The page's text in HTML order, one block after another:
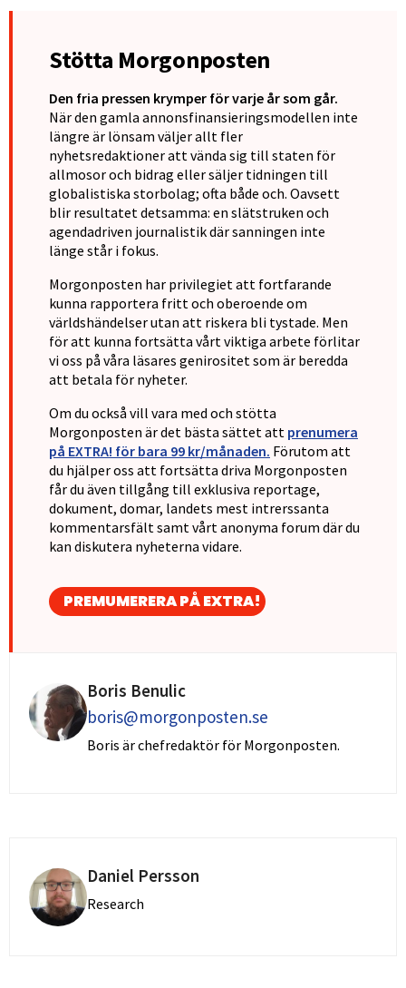
Stötta Morgonposten
Den fria pressen krymper för varje år som går.
När den gamla annonsfinansieringsmodellen inte
längre är lönsam väljer allt fler
nyhetsredaktioner att vända sig till staten för
allmosor och bidrag eller säljer tidningen till
globalistiska storbolag; ofta både och. Oavsett
blir resultatet detsamma: en slätstruken och
agendadriven journalistik där sanningen inte
länge står i fokus.
Morgonposten har privilegiet att fortfarande
kunna rapportera fritt och oberoende om
världshändelser utan att riskera bli tystade. Men
för att kunna fortsätta vårt viktiga arbete förlitar
vi oss på våra läsares genirositet som är beredda
att betala för nyheter.
Om du också vill vara med och stötta
Morgonposten är det bästa sättet att prenumera
på EXTRA! för bara 99 kr/månaden. Förutom att
du hjälper oss att fortsätta driva Morgonposten
får du även tillgång till exklusiva reportage,
dokument, domar, landets mest intrerssanta
kommentarsfält samt vårt anonyma forum där du
kan diskutera nyheterna vidare.
PREMUMERERA PÅ EXTRA!
Boris Benulic
boris@morgonposten.se
Boris är chefredaktör för Morgonposten.
Daniel Persson
Research